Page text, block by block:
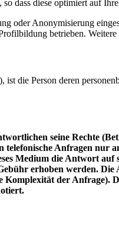
so dass diese optimiert auf
oder Anonymisierung
betrieben.
die Person deren
seine Rechte
telefonische Anfragen
Medium die Antwort
erhoben werden.
Komplexität der